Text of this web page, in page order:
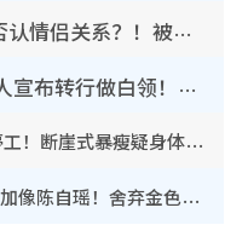
叶泓文拍拖一周年亲口否认情侣关系？！被质疑感情造假竟称GM“普通同事”
《爱·回家》36岁男艺人宣布转行做白领！卸下艺人身份回归素人平淡生活
33岁女歌手突然宣布全面停工！断崖式暴瘦疑身体亮红灯！声明曝：将暂时淡出
倪嘉雯一刀剪短发新形象更加像陈自瑶！舍弃金色长发造型气质大变超惊喜